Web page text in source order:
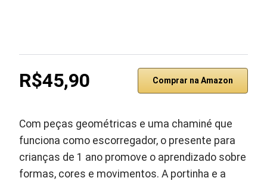
R$45,90 Comprar na Amazon
Com peças geométricas e uma chaminé que
funciona como escorregador, o presente para
crianças de 1 ano promove o aprendizado sobre
formas, cores e movimentos. A portinha e a